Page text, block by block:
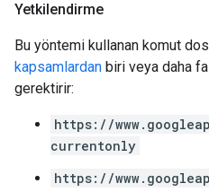
Yetkilendirme
Bu yöntemi kullanan komut
kapsamlardan biri veya daha
gerektirir:
https://
currentonly
https://